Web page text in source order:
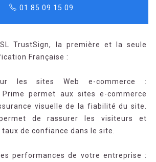
01 85 09 15 09
TrustSign, la première et la seule
Française :
les sites Web e-commerce :
Prime permet aux sites e-commerce
visuelle de la fiabilité du site.
de rassurer les visiteurs et
de confiance dans le site.
performances de votre entreprise :